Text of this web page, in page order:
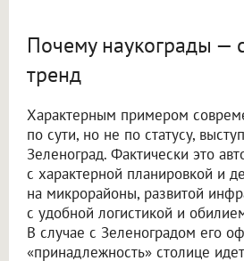
Почему наукограды —
тренд
Характерным примером
по сути, но не по статусу,
Зеленоград. Фактически это
с характерной планировкой и
на микрорайоны, развитой
с удобной логистикой и
В случае с Зеленоградом его
«принадлежность» столице